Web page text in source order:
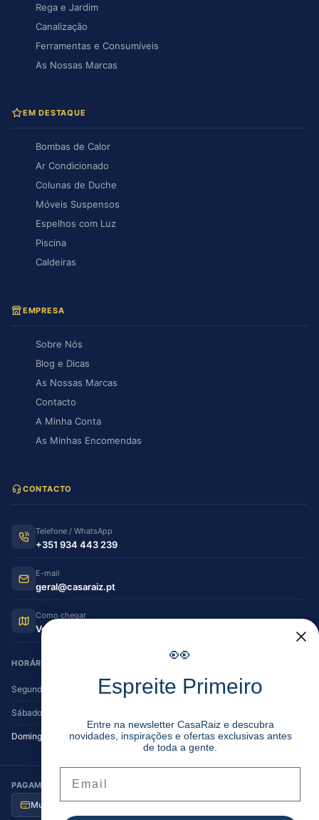
Rega e Jardim
Canalização
Ferramentas e Consumíveis
As Nossas Marcas
EM DESTAQUE
Bombas de Calor
Ar Condicionado
Colunas de Duche
Móveis Suspensos
Espelhos com Luz
Piscina
Caldeiras
EMPRESA
Sobre Nós
Blog e Dicas
As Nossas Marcas
Contacto
A Minha Conta
As Minhas Encomendas
CONTACTO
Telefone / WhatsApp
+351 934 443 239
E-mail
geral@casaraiz.pt
Como chegar
Ver no Google Maps
HORÁRIO DE FUNCIONAMENTO
Segunda — Sexta 08:30–12:30 | 14:00–19:30
Sábado
Domingo Encerrado
PAGAMENTO SEGURO
Multibanco MB Way Visa / MC
Transferência
👀
Espreite Primeiro
Entre na newsletter CasaRaiz e descubra
novidades, inspirações e ofertas exclusivas antes
de toda a gente.